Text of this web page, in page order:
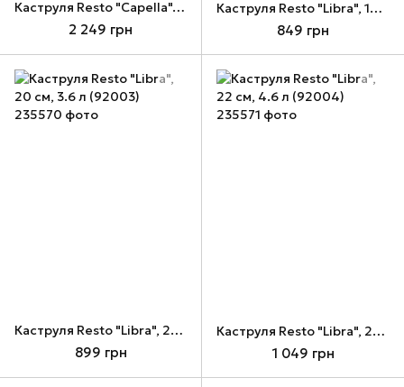
Каструля Resto "Capella", 28 см, 6.6 л (93505)
2 249 грн
Каструля Resto "Libra", 18 см, 2.6 л (92002)
849 грн
Каструля Resto "Libra", 20 см, 3.6 л (92003)
899 грн
Каструля Resto "Libra", 22 см, 4.6 л (92004)
1 049 грн